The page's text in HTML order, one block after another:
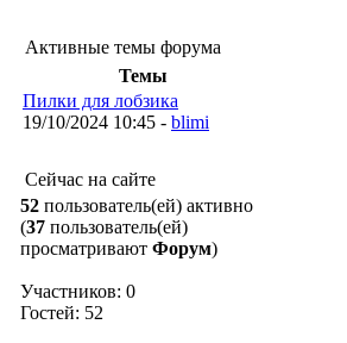
Активные темы форума
Темы
Пилки для лобзика
19/10/2024 10:45 - blimi
Сейчас на сайте
52 пользователь(ей) активно
(37 пользователь(ей)
просматривают Форум)
Участников: 0
Гостей: 52